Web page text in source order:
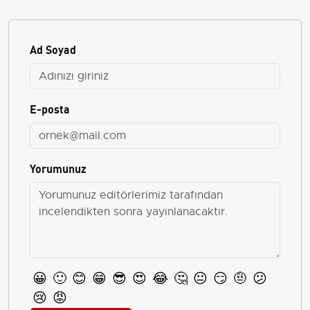
Ad Soyad
E-posta
Yorumunuz
😀 🙂 😊 😁 😎 😍 😂 🤔 😐 😏 🤨 😕
😢 😡